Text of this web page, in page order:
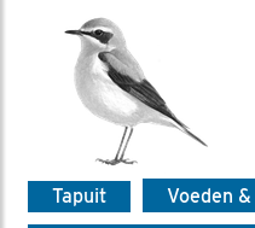
Tapuit
Voeden